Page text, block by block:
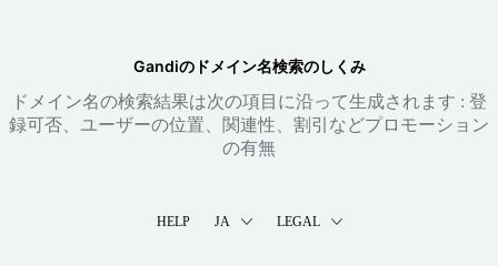
Gandiのドメイン名検索のしくみ
ドメイン名の検索結果は次の項目に沿って生成されます : 登
録可否、ユーザーの位置、関連性、割引などプロモーション
の有無
HELP JA LEGAL